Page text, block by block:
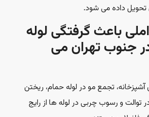
تحویل داده می شود.
باعث گرفتگی لوله
جنوب تهران می
تجمع مو در لوله حمام، ریختن
توالت و رسوب چربی در لوله ها از رایج